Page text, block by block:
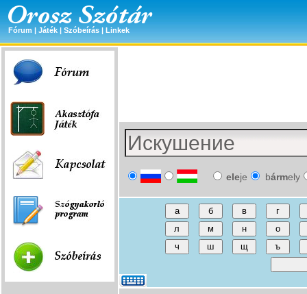
Fórum | Játék | Szóbeírás | Linkek
eleje bármely